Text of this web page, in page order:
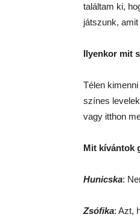
találtam ki,
játszunk,
Ilyenkor mit
Télen
színes
vagy itthon
Mit kívántok
Hunicska:
Zsófika: Azt,